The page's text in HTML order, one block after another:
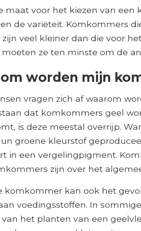
maat voor het kiezen van
de variëteit. Komkommers
veel kleiner dan die voor
moeten ze ten minste om de
worden mijn
vragen zich af waarom
​​dat komkommers geel
is deze meestal overrijp.
groene kleurstof
in een vergelingpigment.
zijn over het
komkommer kan ook het
voedingsstoffen. In
het planten van een